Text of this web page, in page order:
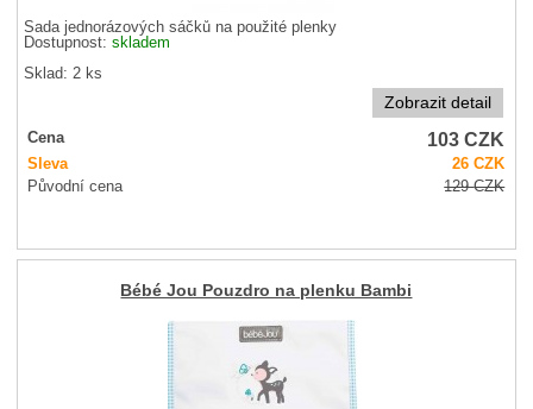
Sada jednorázových sáčků na použité plenky
Dostupnost:skladem
Sklad: 2 ks
Zobrazit detail
Cena 103CZK
Sleva 26CZK
Původní cena
129CZK
Bébé Jou Pouzdro na plenku Bambi